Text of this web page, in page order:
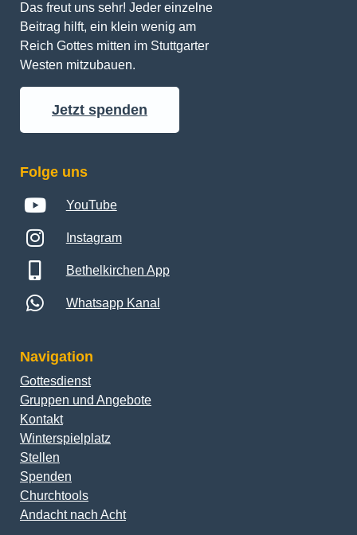
Das freut uns sehr! Jeder einzelne
Beitrag hilft, ein klein wenig am
Reich Gottes mitten im Stuttgarter
Westen mitzubauen.
Jetzt spenden
Folge uns
YouTube
Instagram
Bethelkirchen App
Whatsapp Kanal
Navigation
Gottesdienst
Gruppen und Angebote
Kontakt
Winterspielplatz
Stellen
Spenden
Churchtools
Andacht nach Acht